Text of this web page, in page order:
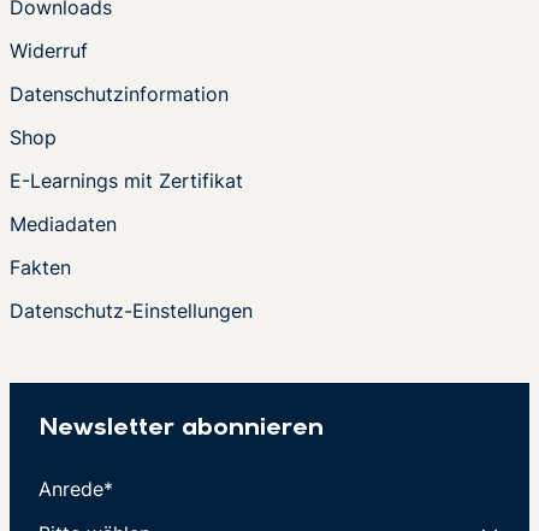
Downloads
Widerruf
Datenschutzinformation
Shop
E-Learnings mit Zertifikat
Mediadaten
Fakten
Datenschutz-Einstellungen
Newsletter abonnieren
Anrede*